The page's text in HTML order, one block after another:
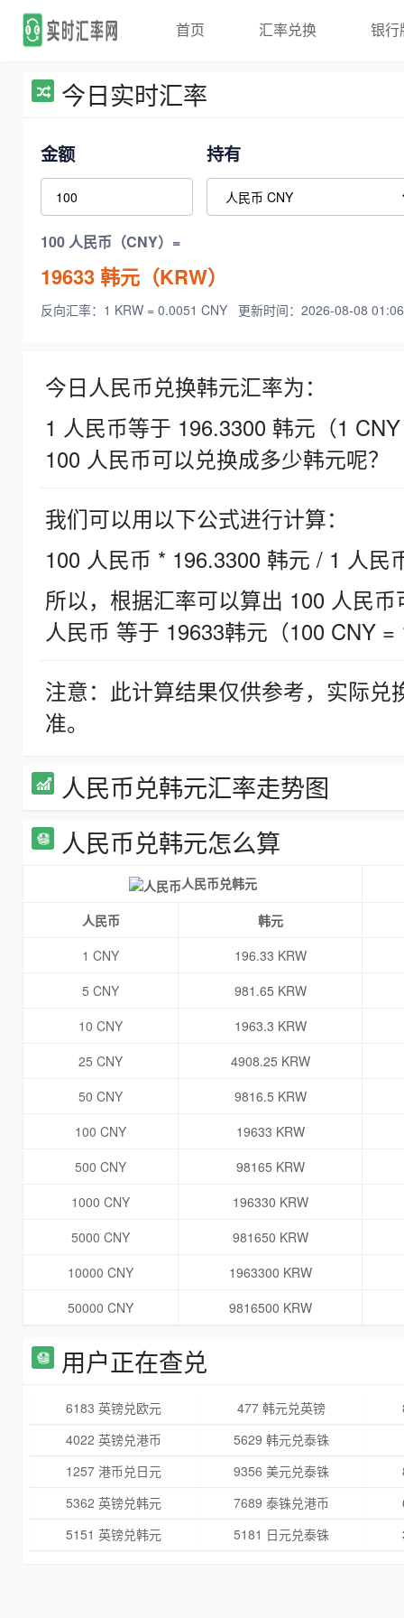
首页 汇率兑换 银行
今日实时汇率
金额 持有
100 人民币（CNY）=
19633韩元（KRW）
反向汇率：1 KRW = 0.0051 CNY 更新时间：2026-08-08
今日人民币兑换韩元汇率为：
1 人民币等于 196.3300 韩元（1
100 人民币可以兑换成多少韩元呢？
我们可以用以下公式进行计算：
100 人民币 * 196.3300 韩元 / 1 人民
所以，根据汇率可以算出 100 人民
人民币 等于 19633韩元（100 CNY =
注意：此计算结果仅供参考，实际
准。
人民币兑韩元汇率走势图
人民币兑韩元怎么算
人民币兑韩元
人民币
韩元
1 CNY
196.33 KRW
5 CNY
981.65 KRW
10 CNY
1963.3 KRW
25 CNY
4908.25 KRW
50 CNY
9816.5 KRW
100 CNY
19633 KRW
500 CNY
98165 KRW
1000 CNY
196330 KRW
5000 CNY
981650 KRW
10000 CNY
1963300 KRW
50000 CNY
9816500 KRW
用户正在查兑
6183 英镑兑欧元 477 韩元兑英镑
4022 英镑兑港币
5629 韩元兑泰铢
1257 港币兑日元
9356 美元兑泰铢
5362 英镑兑韩元
7689 泰铢兑港币
5151 英镑兑韩元
5181 日元兑泰铢